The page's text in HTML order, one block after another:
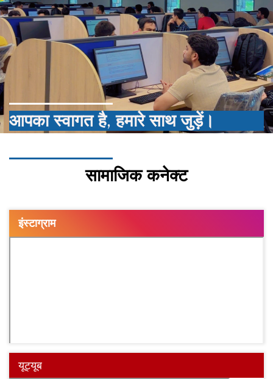
आपका स्वागत है, हमारे साथ जुड़ें।
सामाजिक कनेक्ट
इंस्टाग्राम
यूट्यूब